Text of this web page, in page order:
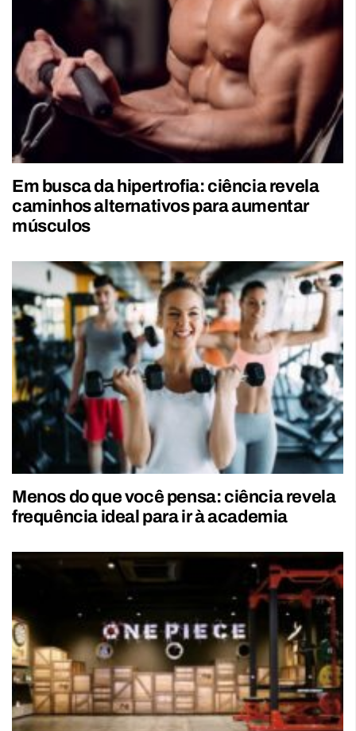
Em busca da hipertrofia: ciência revela
caminhos alternativos para aumentar
músculos
Menos do que você pensa: ciência revela
frequência ideal para ir à academia